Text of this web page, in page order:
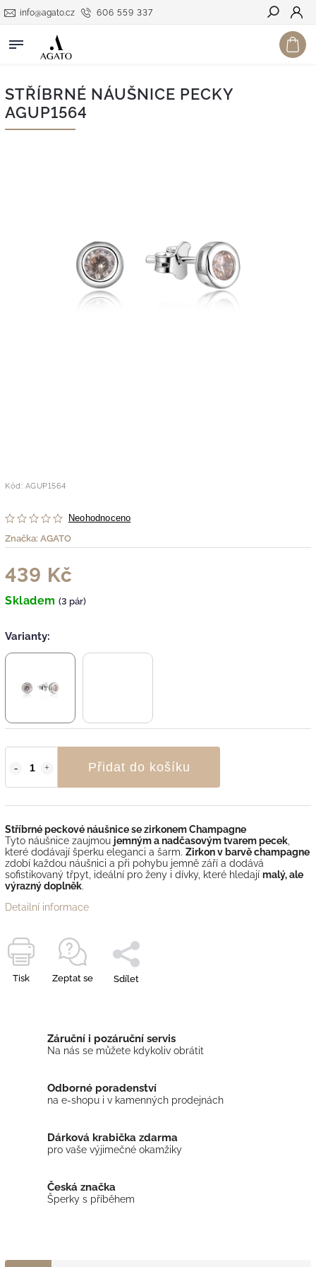
606 559 337
info@agato.cz
Hledat
STŘÍBRNÉ NÁUŠNICE PECKY
AGUP1564
Kód: AGUP1564
Neohodnoceno
Značka: AGATO
439 Kč
Skladem (3 pár)
Varianty:
Přidat do košíku
Stříbrné peckové náušnice se zirkonem Champagne
Tyto náušnice zaujmou jemným a nadčasovým tvarem pecek
které dodávají šperku eleganci a šarm. Zirkon v barvě champagne
zdobí každou náušnici a při pohybu jemně září a dodává
sofistikovaný třpyt, ideální pro ženy i dívky, které hledají malý, ale
výrazný doplněk.
Detailní informace
Tisk Zeptat se Sdílet
Záruční i pozáruční servis
Na nás se můžete kdykoliv obrátit
Odborné poradenství
na e-shopu i v kamenných prodejnách
Dárková krabička zdarma
pro vaše výjimečné okamžiky
Česká značka
Šperky s příběhem